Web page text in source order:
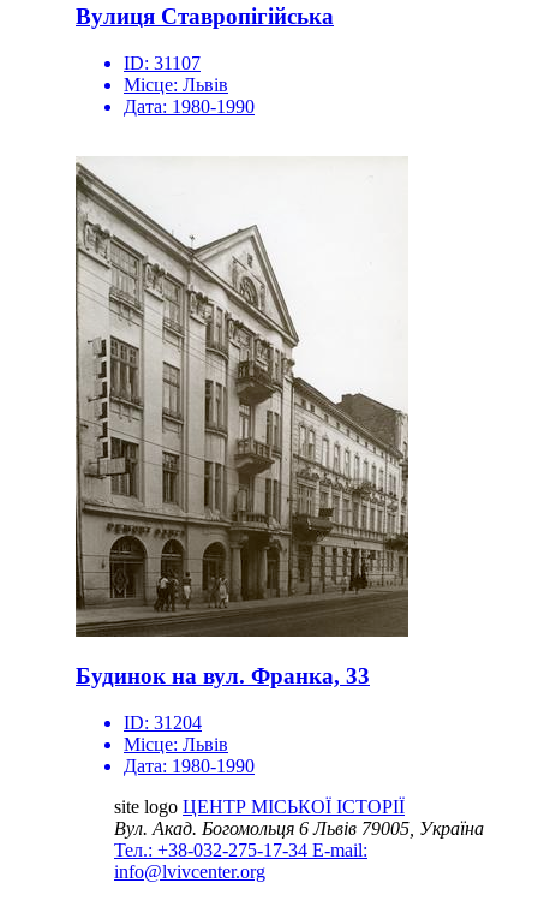
Вулиця Ставропігійська
ID: 31107
Місце: Львів
Дата: 1980-1990
Будинок на вул. Франка, 33
ID: 31204
Місце: Львів
Дата: 1980-1990
site logo ЦЕНТР МІСЬКОЇ ІСТОРІЇ
Вул. Акад. Богомольця 6Львів 79005, Україна
Тел.: +38-032-275-17-34 E-mail:
info@lvivcenter.org